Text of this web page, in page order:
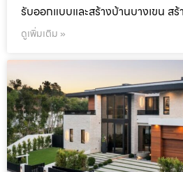
รับออกแบบและสร้างบ้านบางเขน สร้
ดูเพิ่มเติม »